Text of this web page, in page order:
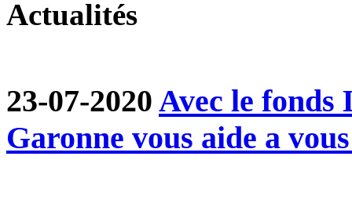
Actualités
23-07-2020 Avec le
Garonne vous aide a